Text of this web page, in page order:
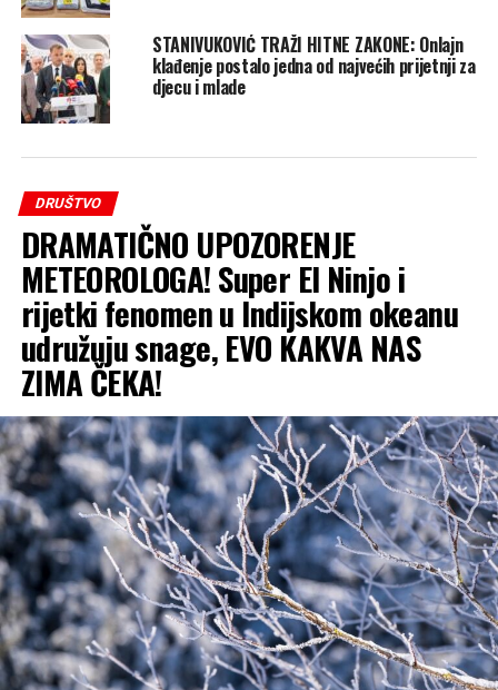
STANIVUKOVIĆ TRAŽI HITNE ZAKONE: Onlajn
klađenje postalo jedna od najvećih prijetnji za
djecu i mlade
DRUŠTVO
DRAMATIČNO UPOZORENJE
METEOROLOGA! Super El Ninjo i
rijetki fenomen u Indijskom okeanu
udružuju snage, EVO KAKVA NAS
ZIMA ČEKA!